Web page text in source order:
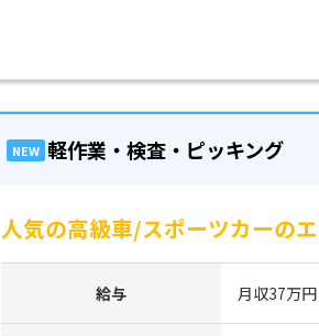
NEW 軽作業・検査・ピッキング
人気の高級車/スポーツカーの
給与 月収37万円